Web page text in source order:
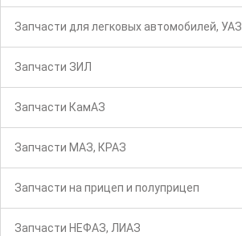
Запчасти для легковых автомобилей, УАЗ
Запчасти ЗИЛ
Запчасти КамАЗ
Запчасти МАЗ, КРАЗ
Запчасти на прицеп и полуприцеп
Запчасти НЕФАЗ, ЛИАЗ